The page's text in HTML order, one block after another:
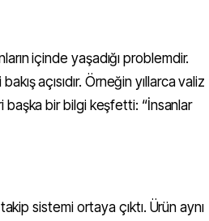
içinde yaşadığı problemdir.
açısıdır. Örneğin yıllarca valiz
başka bir bilgi keşfetti: “İnsanlar
sistemi ortaya çıktı. Ürün aynı